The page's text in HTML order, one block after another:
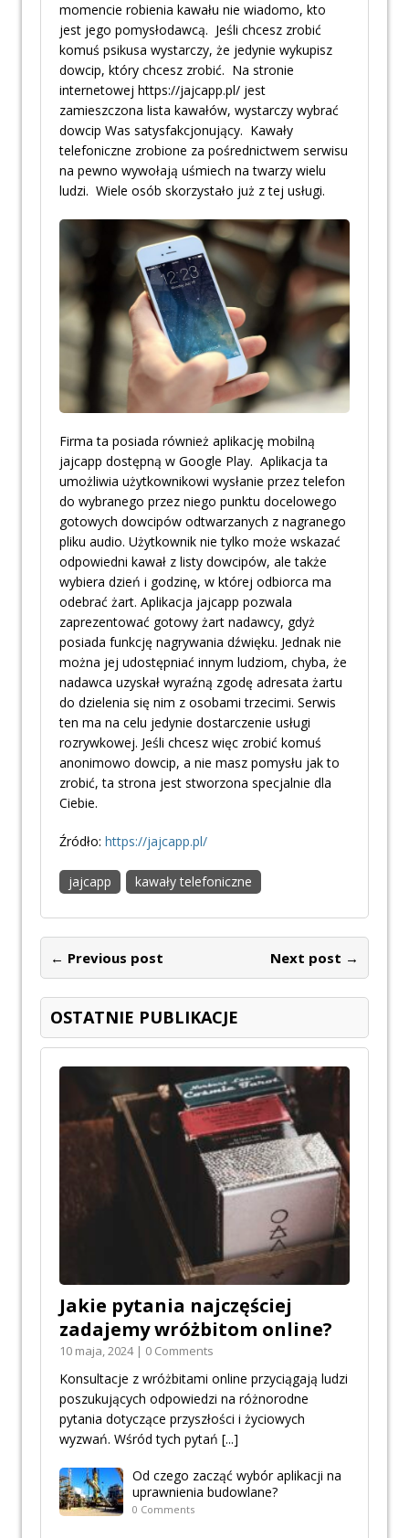
momencie robienia kawału nie wiadomo, kto
jest jego pomysłodawcą. Jeśli chcesz zrobić
komuś psikusa wystarczy, że jedynie wykupisz
dowcip, który chcesz zrobić. Na stronie
internetowej https://jajcapp.pl/ jest
zamieszczona lista kawałów, wystarczy wybrać
dowcip Was satysfakcjonujący. Kawały
telefoniczne zrobione za pośrednictwem serwisu
na pewno wywołają uśmiech na twarzy wielu
ludzi. Wiele osób skorzystało już z tej usługi.
Firma ta posiada również aplikację mobilną
jajcapp dostępną w Google Play. Aplikacja ta
umożliwia użytkownikowi wysłanie przez telefon
do wybranego przez niego punktu docelowego
gotowych dowcipów odtwarzanych z nagranego
pliku audio. Użytkownik nie tylko może wskazać
odpowiedni kawał z listy dowcipów, ale także
wybiera dzień i godzinę, w której odbiorca ma
odebrać żart. Aplikacja jajcapp pozwala
zaprezentować gotowy żart nadawcy, gdyż
posiada funkcję nagrywania dźwięku. Jednak nie
można jej udostępniać innym ludziom, chyba, że
nadawca uzyskał wyraźną zgodę adresata żartu
do dzielenia się nim z osobami trzecimi. Serwis
ten ma na celu jedynie dostarczenie usługi
rozrywkowej. Jeśli chcesz więc zrobić komuś
anonimowo dowcip, a nie masz pomysłu jak to
zrobić, ta strona jest stworzona specjalnie dla
Ciebie.
Źródło: https://jajcapp.pl/
jajcapp kawały telefoniczne
← Previous post Next post →
OSTATNIE PUBLIKACJE
Jakie pytania najczęściej
zadajemy wróżbitom online?
10 maja, 2024 | 0 Comments
Konsultacje z wróżbitami online przyciągają ludzi
poszukujących odpowiedzi na różnorodne
pytania dotyczące przyszłości i życiowych
wyzwań. Wśród tych pytań [...]
Od czego zacząć wybór aplikacji na
uprawnienia budowlane?
0 Comments